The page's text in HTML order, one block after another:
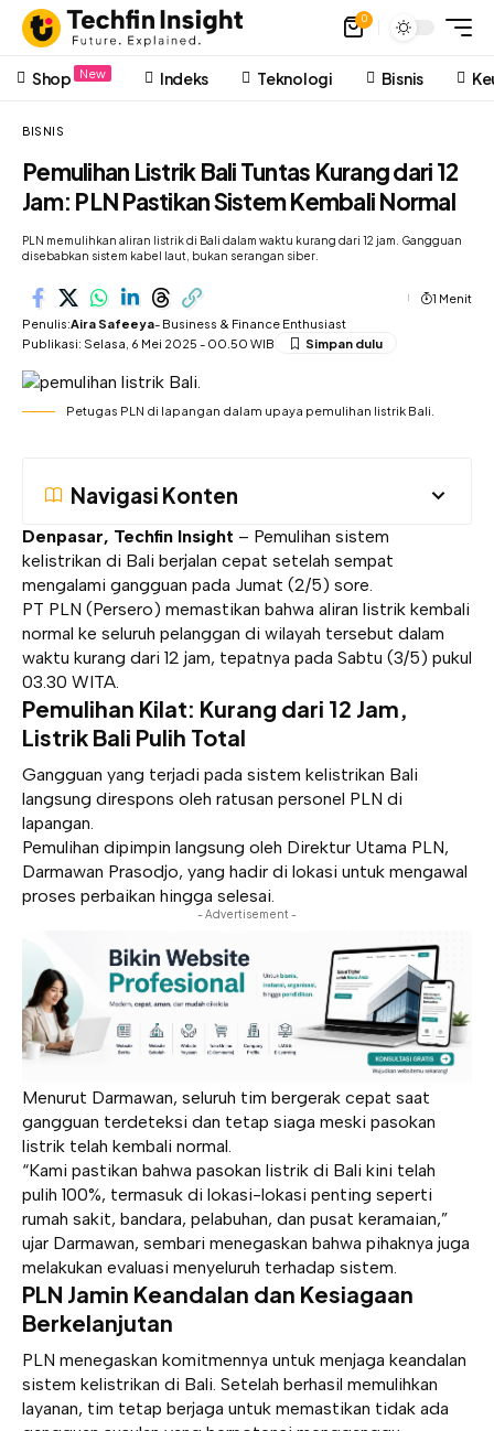
0
Shop New Indeks Teknologi Bisnis
BISNIS
Pemulihan Listrik Bali Tuntas Kurang dari 12
Jam: PLN Pastikan Sistem Kembali Normal
PLN memulihkan aliran listrik di Bali dalam waktu kurang dari 12 jam. Gangguan
disebabkan sistem kabel laut, bukan serangan siber.
Penulis:Aira Safeeya- Business & Finance Enthusiast
Publikasi: Selasa, 6 Mei 2025 - 00.50 WIB
1 Menit
Petugas PLN di lapangan dalam upaya pemulihan listrik Bali.
Navigasi Konten
Denpasar, Techfin Insight – Pemulihan sistem
kelistrikan di Bali berjalan cepat setelah sempat
mengalami gangguan pada Jumat (2/5) sore.
PT PLN (Persero) memastikan bahwa aliran listrik kembali
normal ke seluruh pelanggan di wilayah tersebut dalam
waktu kurang dari 12 jam, tepatnya pada Sabtu (3/5) pukul
03.30 WITA.
Pemulihan Kilat: Kurang dari 12 Jam,
Listrik Bali Pulih Total
Gangguan yang terjadi pada sistem kelistrikan Bali
langsung direspons oleh ratusan personel PLN di
lapangan.
Pemulihan dipimpin langsung oleh Direktur Utama PLN,
Darmawan Prasodjo, yang hadir di lokasi untuk mengawal
proses perbaikan hingga selesai.
- Advertisement -
Menurut Darmawan, seluruh tim bergerak cepat saat
gangguan terdeteksi dan tetap siaga meski pasokan
listrik telah kembali normal.
“Kami pastikan bahwa pasokan listrik di Bali kini telah
pulih 100%, termasuk di lokasi-lokasi penting seperti
rumah sakit, bandara, pelabuhan, dan pusat keramaian,”
ujar Darmawan, sembari menegaskan bahwa pihaknya juga
melakukan evaluasi menyeluruh terhadap sistem.
PLN Jamin Keandalan dan Kesiagaan
Berkelanjutan
PLN menegaskan komitmennya untuk menjaga keandalan
sistem kelistrikan di Bali. Setelah berhasil memulihkan
layanan, tim tetap berjaga untuk memastikan tidak ada